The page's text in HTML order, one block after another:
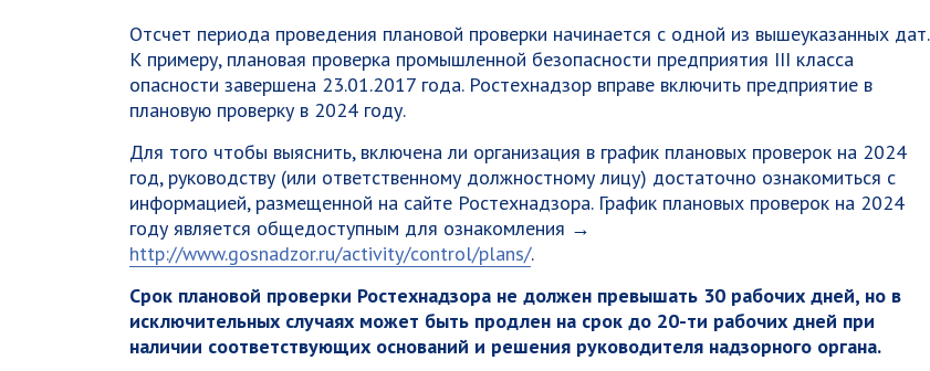
Отсчет периода проведения плановой проверки начинается с одной из вышеуказанных дат.
К примеру, плановая проверка промышленной безопасности предприятия III класса
опасности завершена 23.01.2017 года. Ростехнадзор вправе включить предприятие в
плановую проверку в 2024 году.
Для того чтобы выяснить, включена ли организация в график плановых проверок на 2024
год, руководству (или ответственному должностному лицу) достаточно ознакомиться с
информацией, размещенной на сайте Ростехнадзора. График плановых проверок на 2024
году является общедоступным для ознакомления →
http://www.gosnadzor.ru/activity/control/plans/.
Срок плановой проверки Ростехнадзора не должен превышать 30 рабочих дней, но в
исключительных случаях может быть продлен на срок до 20-ти рабочих дней при
наличии соответствующих оснований и решения руководителя надзорного органа.